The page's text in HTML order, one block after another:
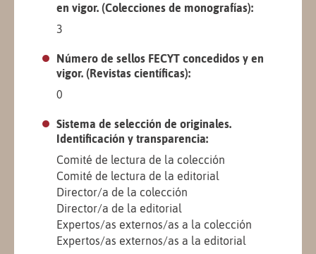
en vigor. (Colecciones de monografías):
3
Número de sellos FECYT concedidos y en
vigor. (Revistas científicas):
0
Sistema de selección de originales.
Identificación y transparencia:
Comité de lectura de la colección
Comité de lectura de la editorial
Director/a de la colección
Director/a de la editorial
Expertos/as externos/as a la colección
Expertos/as externos/as a la editorial